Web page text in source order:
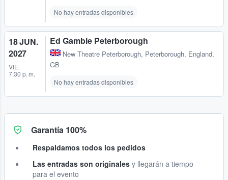
No hay entradas disponibles
18 JUN.
2027
VIE.
7:30 p. m.
Ed Gamble Peterborough
New Theatre Peterborough, Peterborough, England,
GB
No hay entradas disponibles
Garantía 100%
Respaldamos todos los pedidos
Las entradas son originales y llegarán a tiempo
para el evento